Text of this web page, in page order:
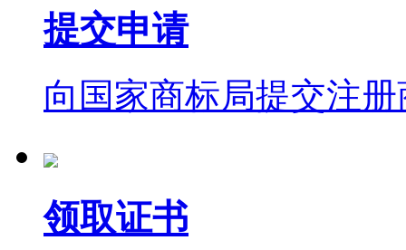
提交申请
向国家商标局提交注
领取证书